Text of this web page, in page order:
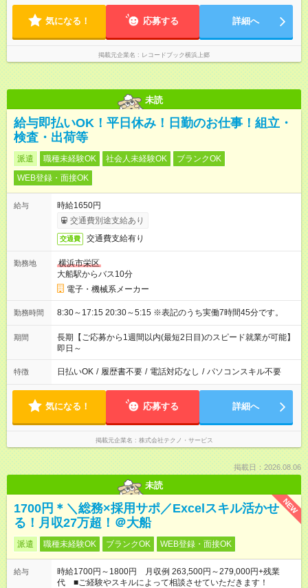
気になる！ 応募する 詳細へ
掲載元企業名 レコードブック横浜上郷
未読
給与即払いOK！平日休み！日勤のお仕事！組立・
検査・出荷等
派遣 職種未経験OK 社会人未経験OK
ブランクOK
WEB登録・面接OK
給与
時給1650円
交通費別途支給あり
交通費 交通費支給有り
勤務地
横浜市栄区
大船駅からバス10分
電子・機械系メーカー
勤務時間 8:30～17:15 20:30～5:15 ※表記のうち実働7時間45分です。
期間
長期【ご応募から1週間以内(最短2日目)のスピード就業が可能】
即日～
特徴 日払いOK / 履歴書不要 / 電話対応なし / パソコンスキル不要
気になる！ 応募する 詳細へ
掲載元企業名 株式会社テクノ・サービス
掲載日：2026.08.06
未読
NEW
1700円＊＼総務×採用サポ／Excelスキル活かせ
る！月収27万超！＠大船
派遣 職種未経験OK ブランクOK WEB登録・面接OK
給与
時給1700円～1800円 月収例 263,500円～279,000円+残業
代 ■ご経験やスキルによって相談させていただきます！